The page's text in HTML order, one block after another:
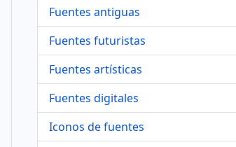
Fuentes antiguas
Fuentes futuristas
Fuentes artísticas
Fuentes digitales
Iconos de fuentes